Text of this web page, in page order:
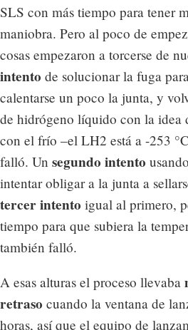
SLS con más tiempo para tener
maniobra. Pero al poco de
cosas empezaron a torcerse de
intento de solucionar la fuga
calentarse un poco la junta, y
de hidrógeno líquido con la idea
con el frío –el LH2 está a -253
falló. Un segundo intento
intentar obligar a la junta a
tercer intento igual al primero,
tiempo para que subiera la
también falló.
A esas alturas el proceso llevaba
retraso cuando la ventana de
horas, así que el equipo de